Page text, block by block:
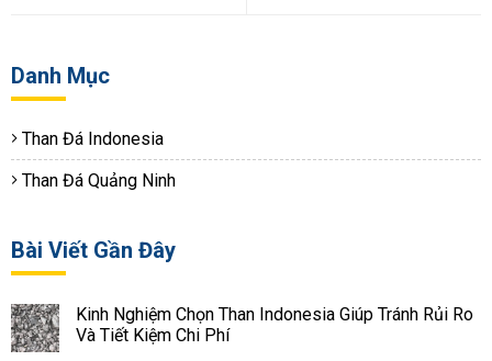
Danh Mục
Than Đá Indonesia
Than Đá Quảng Ninh
Bài Viết Gần Đây
Kinh Nghiệm Chọn Than Indonesia Giúp Tránh Rủi Ro
Và Tiết Kiệm Chi Phí